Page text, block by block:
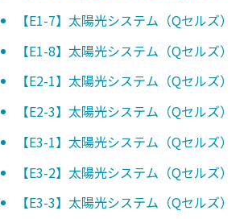
【E1-7】太陽光システム（Qセルズ）
【E1-8】太陽光システム（Qセルズ）
【E2-1】太陽光システム（Qセルズ）
【E2-3】太陽光システム（Qセルズ）
【E3-1】太陽光システム（Qセルズ）
【E3-2】太陽光システム（Qセルズ）
【E3-3】太陽光システム（Qセルズ）